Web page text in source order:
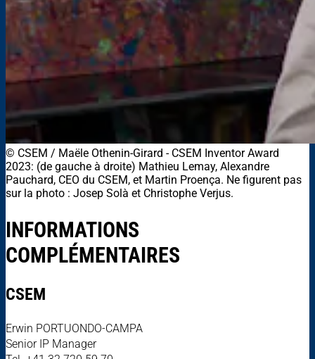
© CSEM / Maële Othenin-Girard - CSEM Inventor Award
2023: (de gauche à droite) Mathieu Lemay, Alexandre
Pauchard, CEO du CSEM, et Martin Proença. Ne figurent pas
sur la photo : Josep Solà et Christophe Verjus.
INFORMATIONS
COMPLÉMENTAIRES
CSEM
Erwin PORTUONDO-CAMPA
Senior IP Manager